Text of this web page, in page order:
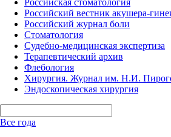
Российская стоматология
Российский вестник акушера-
Российский журнал боли
Стоматология
Судебно-медицинская экспертиза
Терапевтический архив
Флебология
Хирургия. Журнал им. Н.И.
Эндоскопическая хирургия
Все года